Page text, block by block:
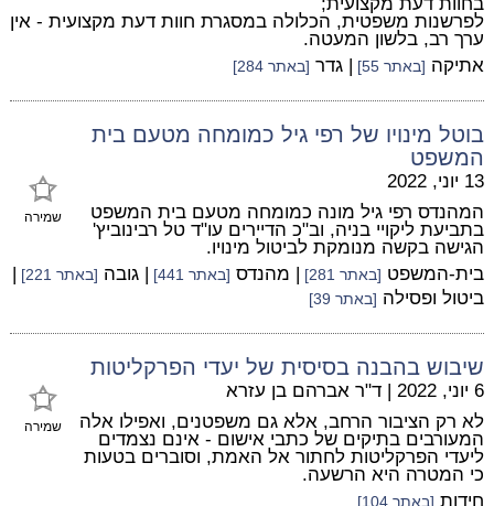
לפרשנות משפטית, הכלולה במסגרת חוות דעת מקצועית - אין
ערך רב, בלשון המעטה.
אתיקה [באתר 55] | גדר [באתר 284]
בוטל מינויו של רפי גיל כמומחה מטעם בית
המשפט
שמירה
13 יוני, 2022
המהנדס רפי גיל מונה כמומחה מטעם בית המשפט
בתביעת ליקויי בניה, וב"כ הדיירים עו"ד טל רבינוביץ'
הגישה בקשה מנומקת לביטול מינויו.
בית-המשפט [באתר 281] | מהנדס [באתר 441] | גובה [באתר 221]
|
ביטול ופסילה [באתר 39]
שיבוש בהבנה בסיסית של יעדי הפרקליטות
שמירה
6 יוני, 2022 | ד"ר אברהם בן עזרא
לא רק הציבור הרחב, אלא גם משפטנים, ואפילו אלה
המעורבים בתיקים של כתבי אישום - אינם נצמדים
ליעדי הפרקליטות לחתור אל האמת, וסוברים בטעות
כי המטרה היא הרשעה.
חידות [באתר 104]